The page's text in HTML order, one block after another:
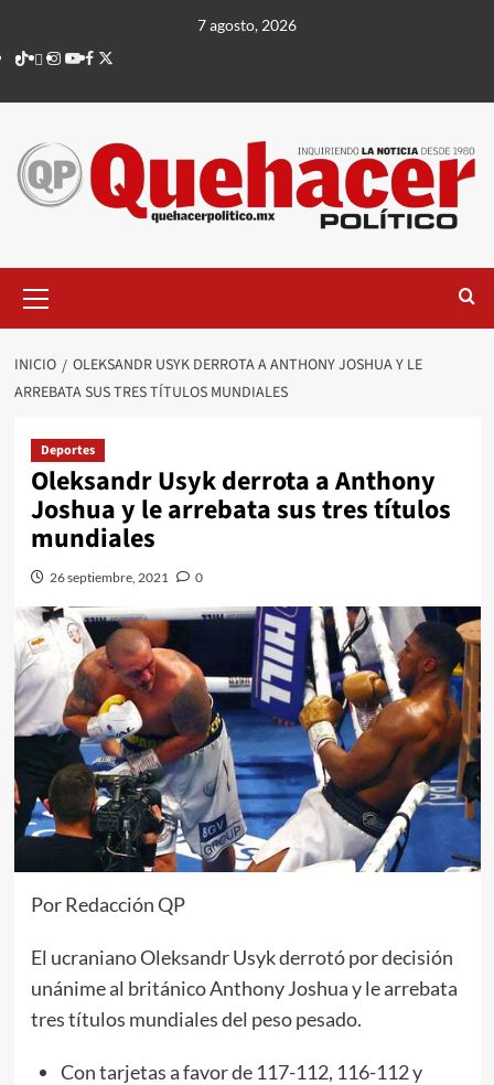
contenido
7 agosto, 2026
TikTok
threads
Instagram
Youtube
Facebook
X
principal
INICIO
OLEKSANDR USYK DERROTA A ANTHONY JOSHUA Y LE
ARREBATA SUS TRES TÍTULOS MUNDIALES
Deportes
Oleksandr Usyk derrota a Anthony
Joshua y le arrebata sus tres títulos
mundiales
26 septiembre, 2021 0
Por Redacción QP
El ucraniano Oleksandr Usyk derrotó por decisión
unánime al británico Anthony Joshua y le arrebata
tres títulos mundiales del peso pesado.
Con tarjetas a favor de 117-112, 116-112 y